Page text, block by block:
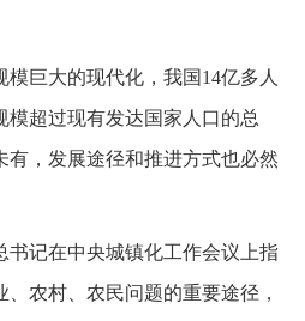
巨大的现代化，我国14亿多人
模超过现有发达国家人口的总
有，发展途径和推进方式也必然
书记在中央城镇化工作会议上指
农村、农民问题的重要途径，